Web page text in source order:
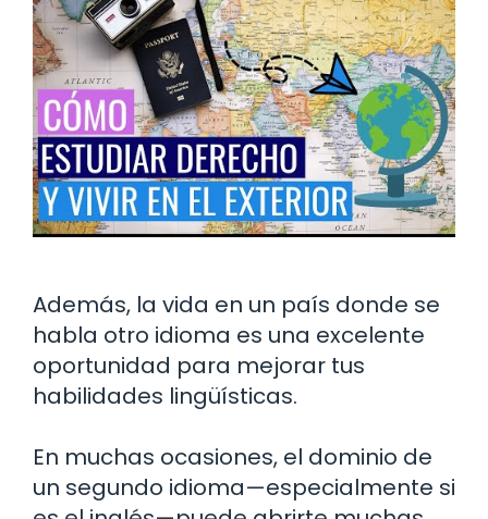
Además, la vida en un país donde se
habla otro idioma es una excelente
oportunidad para mejorar tus
habilidades lingüísticas.
En muchas ocasiones, el dominio de
un segundo idioma—especialmente si